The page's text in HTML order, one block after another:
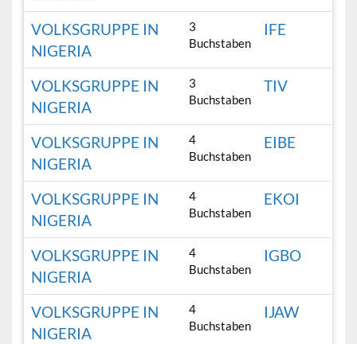
VOLKSGRUPPE IN
NIGERIA
3
Buchstaben
IFE
VOLKSGRUPPE IN
NIGERIA
3
Buchstaben
TIV
VOLKSGRUPPE IN
NIGERIA
4
Buchstaben
EIBE
VOLKSGRUPPE IN
NIGERIA
4
Buchstaben
EKOI
VOLKSGRUPPE IN
NIGERIA
4
Buchstaben
IGBO
VOLKSGRUPPE IN
NIGERIA
4
Buchstaben
IJAW